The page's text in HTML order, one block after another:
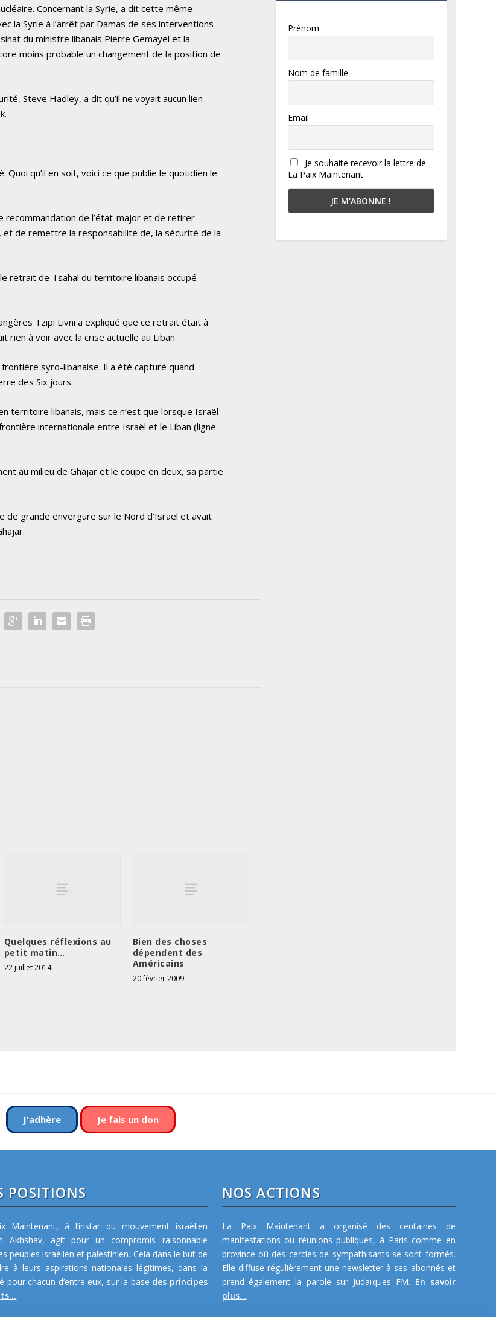
Concernant la Syrie, a dit cette même
la Syrie à l’arrêt par Damas de ses interventions
du ministre libanais Pierre Gemayel et la
moins probable un changement de la position de
Steve Hadley, a dit qu’il ne voyait aucun lien
qu’il en soit, voici ce que publie le quotidien le
recommandation de l’état-major et de retirer
et de remettre la responsabilité de, la sécurité de la
retrait de Tsahal du territoire libanais occupé
Tzipi Livni a expliqué que ce retrait était à
rien à voir avec la crise actuelle au Liban.
syro-libanaise. Il a été capturé quand
des Six jours.
territoire libanais, mais ce n’est que lorsque Israël
internationale entre Israël et le Liban (ligne
au milieu de Ghajar et le coupe en deux, sa partie
de grande envergure sur le Nord d’Israël et avait
Quelques réflexions au
petit matin…
22 juillet 2014
Bien des choses
dépendent des
Américains
20 février 2009
Prénom
Nom de famille
Email
Je souhaite recevoir la lettre de
La Paix Maintenant
J'adhère Je fais un don
POSITIONS
Maintenant, à l’instar du mouvement israélien
Akhshav, agit pour un compromis raisonnable
peuples israélien et palestinien. Cela dans le but de
à leurs aspirations nationales légitimes, dans la
pour chacun d’entre eux, sur la base des principes
NOS ACTIONS
La Paix Maintenant a organisé des centaines de
manifestations ou réunions publiques, à Paris comme en
province où des cercles de sympathisants se sont formés.
Elle diffuse régulièrement une newsletter à ses abonnés et
prend également la parole sur Judaïques FM. En savoir
plus...